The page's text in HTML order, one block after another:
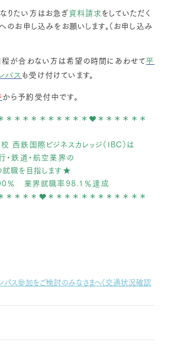
りたい方はお急ぎ資料請求をしていただく
へのお申し込みをお願いします。（お申し込み
程が合わない方は希望の時間にあわせて平
パス も受け付けています。
から予約受付中です。
＊＊＊＊＊＊＊＊＊＊♥＊＊＊＊＊＊
西鉄国際ビジネスカレッジ（IBC）は
・鉄道・航空業界の
就職を目指します★
％ 業界就職率98.1％達成
＊＊＊＊♥＊＊＊＊＊＊＊＊＊＊＊＊
パス参加をご検討のみなさまへ（交通状況確認